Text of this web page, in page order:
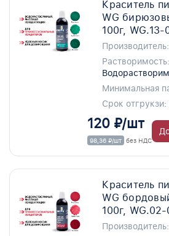
Краситель
WG
100г, WG.13-
Производитель:
Растворимость:
Минимальная
Срок отгрукзи:
120 ₽/шт
98,36 ₽/шт без НДС
Краситель
WG
100г, WG.02-
Производитель: